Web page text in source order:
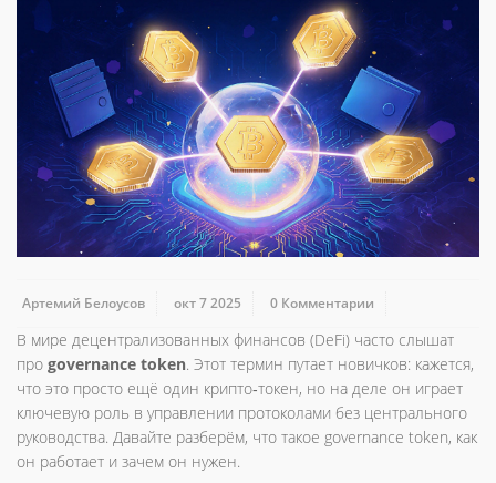
Артемий Белоусов окт 7 2025 0 Комментарии
В мире децентрализованных финансов (DeFi) часто слышат
про governance token. Этот термин путает новичков: кажется,
что это просто ещё один крипто‑токен, но на деле он играет
ключевую роль в управлении протоколами без центрального
руководства. Давайте разберём, что такое governance token, как
он работает и зачем он нужен.